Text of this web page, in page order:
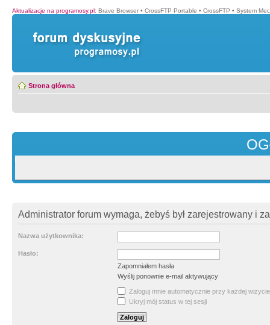
Aktualizacje na programosy.pl: Brave Browser • CrossFTP Portable • CrossFTP • System
Strona główna
Administrator forum wymaga, żebyś był zarejestrowany i
Nazwa użytkownika:
Hasło:
Zapomniałem hasła
Wyślij ponownie e-mail aktywujący
Zaloguj mnie automatycznie przy każdej wizycie
Ukryj mój status w tej sesji